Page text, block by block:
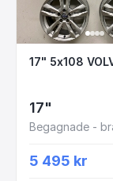
17" 5x108
17"
Begagnade -
5 495 kr